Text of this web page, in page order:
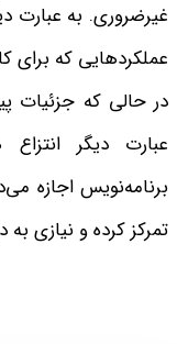
غیرضروری. به عبارت
عملکردهایی که برای
در حالی که جزئیات
عبارت دیگر
برنامه‌نویس اجازه
تمرکز کرده و نیازی